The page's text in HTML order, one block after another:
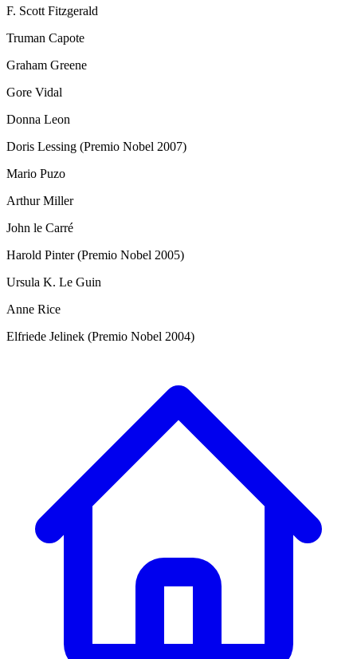
F. Scott Fitzgerald
Truman Capote
Graham Greene
Gore Vidal
Donna Leon
Doris Lessing (Premio Nobel 2007)
Mario Puzo
Arthur Miller
John le Carré
Harold Pinter (Premio Nobel 2005)
Ursula K. Le Guin
Anne Rice
Elfriede Jelinek (Premio Nobel 2004)